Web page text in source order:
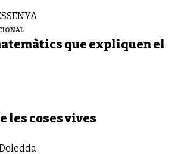
que expliquen el
les coses vives